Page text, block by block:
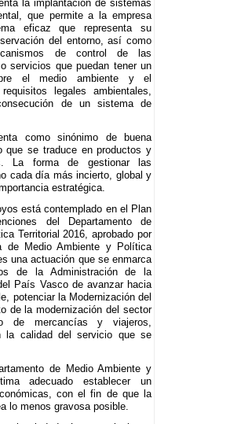
la implantación de sistemas
que permite a la empresa
eficaz que representa su
del entorno, así como
de control de las
servicios que puedan tener un
el medio ambiente y el
legales ambientales,
de un sistema de
como sinónimo de buena
que se traduce en productos y
La forma de gestionar las
cada día más incierto, global y
estratégica.
está contemplado en el Plan
del Departamento de
Territorial 2016, aprobado por
de Medio Ambiente y Política
una actuación que se enmarca
de la Administración de la
País Vasco de avanzar hacia
potenciar la Modernización del
de la modernización del sector
de mercancías y viajeros,
la calidad del servicio que se
de Medio Ambiente y
adecuado establecer un
con el fin de que la
lo menos gravosa posible.